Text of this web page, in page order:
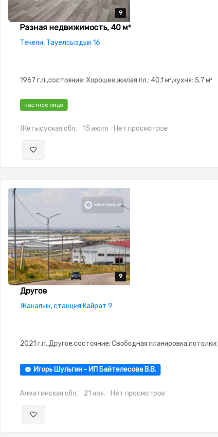
9
9
9
9
9
Разная недвижимость, 40 м²
Текели, Тауелсыздык 16
1967 г.п.,состояние: Хорошее,жилая пл.: 40.1 м²,кухня: 5.7 м²
частное лицо
Жетысуская обл. 15 июля Нет просмотров
9
9
9
9
9
Другое
Жаналык, станция Кайрат 9
2021 г.п.,Другое,состояние: Свободная
Игорь Шульгин - ИП Байтелесова В.В.
Алматинская обл. 21 ноя. Нет просмотров